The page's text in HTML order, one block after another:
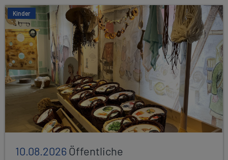
Kinder
10.08.2026Öffentliche